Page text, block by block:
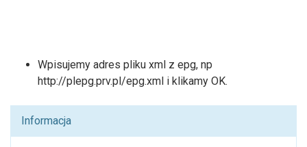
Wpisujemy adres pliku xml z epg, np
http://plepg.prv.pl/epg.xml i klikamy OK.
Informacja